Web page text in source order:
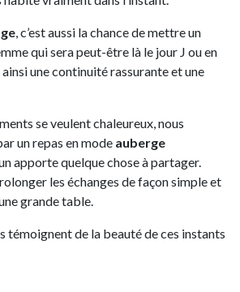
, c’est aussi la chance de mettre un
qui sera peut-être là le jour J ou en
une continuité rassurante et une
se veulent chaleureux, nous
un repas en mode auberge
apporte quelque chose à partager.
les échanges de façon simple et
grande table.
témoignent de la beauté de ces instants